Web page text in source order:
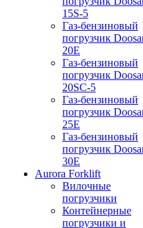
15S-5
Газ-бензиновый
погрузчик
20E
Газ-бензиновый
погрузчик
20SC-5
Газ-бензиновый
погрузчик
25E
Газ-бензиновый
погрузчик
30E
Aurora Forklift
Вилочные
погрузчики
Контейнерные
погрузчики и